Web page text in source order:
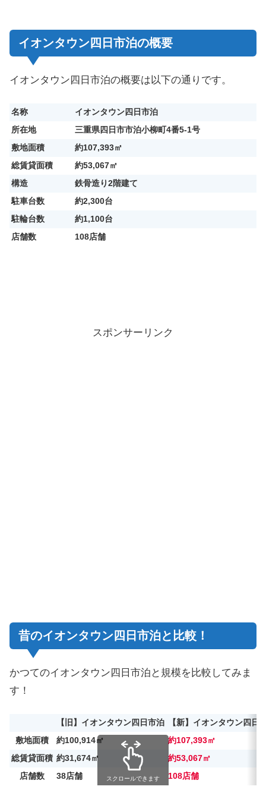
イオンタウン四日市泊の概要
イオンタウン四日市泊の概要は以下の通りです。
名称
イオンタウン四日市泊
所在地
三重県四日市市泊小柳町4番5-1号
敷地面積
約107,393㎡
総賃貸面積
約53,067㎡
構造
鉄骨造り2階建て
駐車台数
約2,300台
駐輪台数
約1,100台
店舗数
108店舗
スポンサーリンク
昔のイオンタウン四日市泊と比較！
かつてのイオンタウン四日市泊と規模を比較してみま
す！
【旧】イオンタウン四日市泊
【新】イオンタウン四日
敷地面積
約100,914㎡
約107,393㎡
総賃貸面積 約31,674㎡
約53,067㎡
店舗数
38店舗 108店舗
スクロールできます